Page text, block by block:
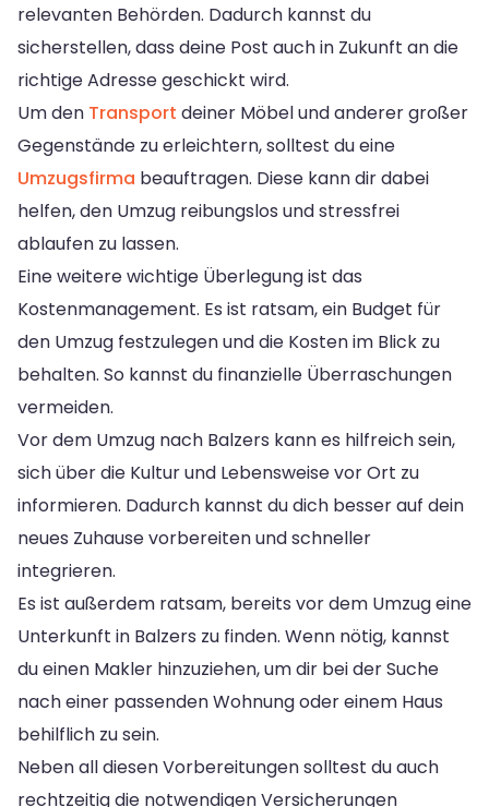
relevanten Behörden. Dadurch kannst du
sicherstellen, dass deine Post auch in Zukunft an die
richtige Adresse geschickt wird.
Um den Transport deiner Möbel und anderer großer
Gegenstände zu erleichtern, solltest du eine
Umzugsfirma beauftragen. Diese kann dir dabei
helfen, den Umzug reibungslos und stressfrei
ablaufen zu lassen.
Eine weitere wichtige Überlegung ist das
Kostenmanagement. Es ist ratsam, ein Budget für
den Umzug festzulegen und die Kosten im Blick zu
behalten. So kannst du finanzielle Überraschungen
vermeiden.
Vor dem Umzug nach Balzers kann es hilfreich sein,
sich über die Kultur und Lebensweise vor Ort zu
informieren. Dadurch kannst du dich besser auf dein
neues Zuhause vorbereiten und schneller
integrieren.
Es ist außerdem ratsam, bereits vor dem Umzug eine
Unterkunft in Balzers zu finden. Wenn nötig, kannst
du einen Makler hinzuziehen, um dir bei der Suche
nach einer passenden Wohnung oder einem Haus
behilflich zu sein.
Neben all diesen Vorbereitungen solltest du auch
rechtzeitig die notwendigen Versicherungen